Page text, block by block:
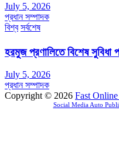
July 5, 2026
প্রধান সম্পাদক
বিশ্ব সর্বশেষ
হরমুজ প্রণালিতে বিশেষ
July 5, 2026
প্রধান সম্পাদক
Copyright © 2026 Fast
Social Media Auto